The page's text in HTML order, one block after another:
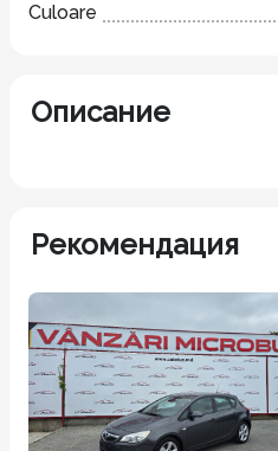
Culoare
Описание
Рекомендация